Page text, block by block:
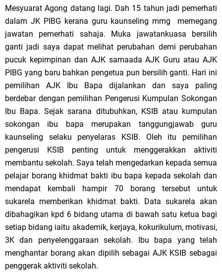
Mesyuarat Agong datang lagi. Dah 15 tahun jadi pemerhati
dalam JK PIBG kerana guru kaunseling mmg memegang
jawatan pemerhati sahaja. Muka jawatankuasa bersilih
ganti jadi saya dapat melihat perubahan demi perubahan
pucuk kepimpinan dan AJK samaada AJK Guru atau AJK
PIBG yang baru bahkan pengetua pun bersilih ganti. Hari ini
pemilihan AJK Ibu Bapa dijalankan dan saya paling
berdebar dengan pemilihan Pengerusi Kumpulan Sokongan
Ibu Bapa. Sejak sarana ditubuhkan, KSIB atau kumpulan
sokongan ibu bapa merupakan tanggungjawab guru
kaunseling selaku penyelaras KSIB. Oleh itu pemilihan
pengerusi KSIB penting untuk menggerakkan aktiviti
membantu sekolah. Saya telah mengedarkan kepada semua
pelajar borang khidmat bakti ibu bapa kepada sekolah dan
mendapat kembali hampir 70 borang tersebut untuk
sukarela memberikan khidmat bakti. Data sukarela akan
dibahagikan kpd 6 bidang utama di bawah satu ketua bagi
setiap bidang iaitu akademik, kerjaya, kokurikulum, motivasi,
3K dan penyelenggaraan sekolah. Ibu bapa yang telah
menghantar borang akan dipilih sebagai AJK KSIB sebagai
penggerak aktiviti sekolah.